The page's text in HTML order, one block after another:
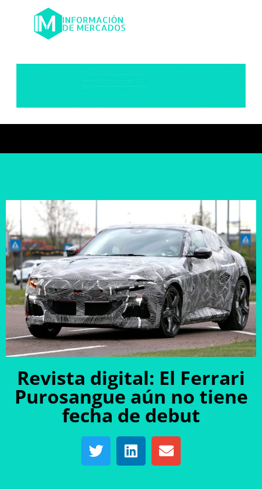
Revista digital: El Ferrari
Purosangue aún no tiene
fecha de debut